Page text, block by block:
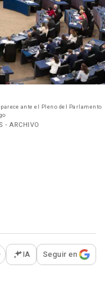
ante el Pleno del Parlamento
- ARCHIVO
opciones para
IA Seguir en